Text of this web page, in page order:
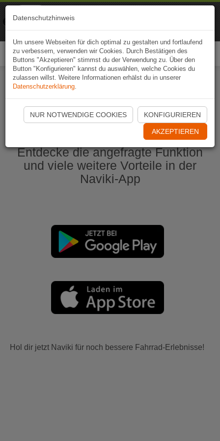
Naviki App jetzt öffnen
Entdecke die angefragte Funktion
und viele weitere Vorteile in der
Naviki-App
Hol dir jetzt Naviki für noch bessere Fahrrad-Erlebnisse!
Datenschutzhinweis
Um unsere Webseiten für dich optimal zu gestalten und fortlaufend
zu verbessern, verwenden wir Cookies. Durch Bestätigen des
Buttons "Akzeptieren" stimmst du der Verwendung zu. Über den
Button "Konfigurieren" kannst du auswählen, welche Cookies du
zulassen willst. Weitere Informationen erhälst du in unserer
Datenschutzerklärung.
NUR NOTWENDIGE COOKIES KONFIGURIEREN
AKZEPTIEREN
Naviki